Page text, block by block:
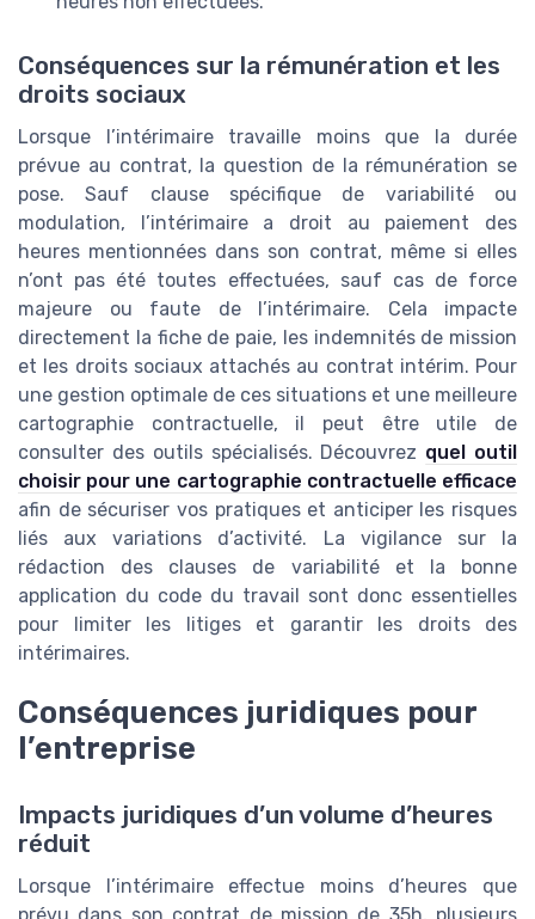
Conséquences sur la rémunération et les
droits sociaux
Lorsque l’intérimaire travaille moins que la durée
prévue au contrat, la question de la rémunération se
pose. Sauf clause spécifique de variabilité ou
modulation, l’intérimaire a droit au paiement des
heures mentionnées dans son contrat, même si elles
n’ont pas été toutes effectuées, sauf cas de force
majeure ou faute de l’intérimaire. Cela impacte
directement la fiche de paie, les indemnités de mission
et les droits sociaux attachés au contrat intérim. Pour
une gestion optimale de ces situations et une meilleure
cartographie contractuelle, il peut être utile de
consulter des outils spécialisés. Découvrez quel outil
choisir pour une cartographie contractuelle efficace
afin de sécuriser vos pratiques et anticiper les risques
liés aux variations d’activité. La vigilance sur la
rédaction des clauses de variabilité et la bonne
application du code du travail sont donc essentielles
pour limiter les litiges et garantir les droits des
intérimaires.
Conséquences juridiques pour
l’entreprise
Impacts juridiques d’un volume d’heures
réduit
Lorsque l’intérimaire effectue moins d’heures que